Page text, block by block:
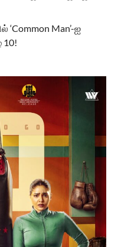
‘Common Man’-ஐ
10!